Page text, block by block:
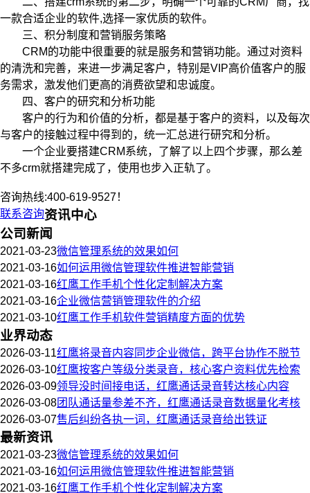
一款合适企业的软件,选择一家优质的软件。
三、积分制度和营销服务策略
CRM的功能中很重要的就是服务和营销功能。通过对资料
的清洗和完善，来进一步满足客户，特别是VIP高价值客户的服
务需求，激发他们更高的消费欲望和忠诚度。
四、客户的研究和分析功能
客户的行为和价值的分析，都是基于客户的资料，以及每次
与客户的接触过程中得到的，统一汇总进行研究和分析。
一个企业要搭建CRM系统，了解了以上四个步骤，那么差
不多crm就搭建完成了，使用也步入正轨了。
咨询热线:400-619-9527！
联系咨询资讯中心
公司新闻
2021-03-23微信管理系统的效果如何
2021-03-16如何运用微信管理软件推进智能营销
2021-03-16红鹰工作手机个性化定制解决方案
2021-03-16企业微信营销管理软件的介绍
2021-03-10红鹰工作手机软件营销精度方面的优势
业界动态
2026-03-11红鹰将录音内容同步企业微信，跨平台协作不脱节
2026-03-10红鹰按客户等级分类录音，核心客户资料优先检索
2026-03-09领导没时间接电话，红鹰通话录音转达核心内容
2026-03-08团队通话量参差不齐，红鹰通话录音数据量化考核
2026-03-07售后纠纷各执一词，红鹰通话录音给出铁证
最新资讯
2021-03-23微信管理系统的效果如何
2021-03-16如何运用微信管理软件推进智能营销
2021-03-16红鹰工作手机个性化定制解决方案